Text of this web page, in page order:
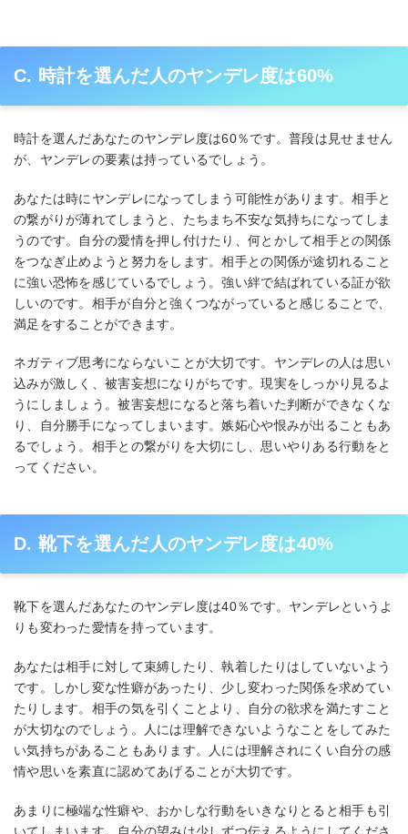
C. 時計を選んだ人のヤンデレ度は60%
時計を選んだあなたのヤンデレ度は60％です。普段は見せません
が、ヤンデレの要素は持っているでしょう。
あなたは時にヤンデレになってしまう可能性があります。相手と
の繋がりが薄れてしまうと、たちまち不安な気持ちになってしま
うのです。自分の愛情を押し付けたり、何とかして相手との関係
をつなぎ止めようと努力をします。相手との関係が途切れること
に強い恐怖を感じているでしょう。強い絆で結ばれている証が欲
しいのです。相手が自分と強くつながっていると感じることで、
満足をすることができます。
ネガティブ思考にならないことが大切です。ヤンデレの人は思い
込みが激しく、被害妄想になりがちです。現実をしっかり見るよ
うにしましょう。被害妄想になると落ち着いた判断ができなくな
り、自分勝手になってしまいます。嫉妬心や恨みが出ることもあ
るでしょう。相手との繋がりを大切にし、思いやりある行動をと
ってください。
D. 靴下を選んだ人のヤンデレ度は40%
靴下を選んだあなたのヤンデレ度は40％です。ヤンデレというよ
りも変わった愛情を持っています。
あなたは相手に対して束縛したり、執着したりはしていないよう
です。しかし変な性癖があったり、少し変わった関係を求めてい
たりします。相手の気を引くことより、自分の欲求を満たすこと
が大切なのでしょう。人には理解できないようなことをしてみた
い気持ちがあることもあります。人には理解されにくい自分の感
情や思いを素直に認めてあげることが大切です。
あまりに極端な性癖や、おかしな行動をいきなりとると相手も引
いてしまいます。自分の望みは少しずつ伝えるようにしてくださ